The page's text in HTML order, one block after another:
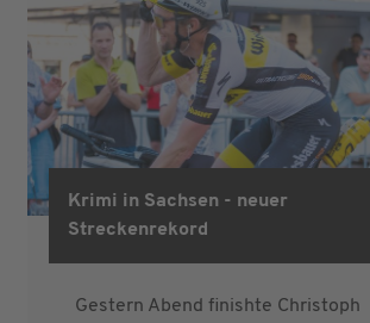
Krimi in Sachsen - neuer
Streckenrekord
Gestern Abend finishte Christoph